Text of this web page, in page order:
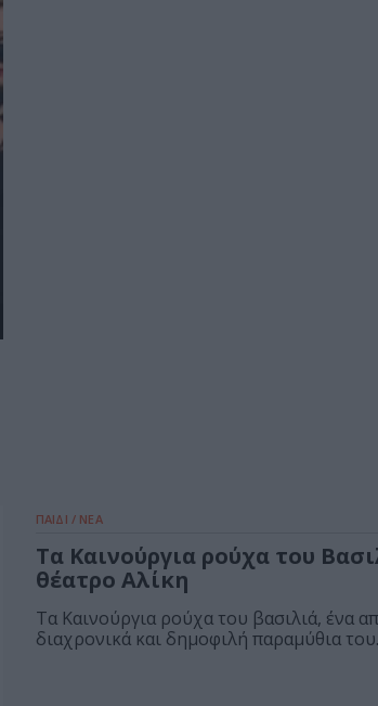
ΠΑΙΔΙ / ΝΕΑ
Τα Καινούργια ρούχα του
θέατρο Αλίκη
Τα Καινούργια ρούχα του βασιλιά, ένα
διαχρονικά και δημοφιλή παραμύθια